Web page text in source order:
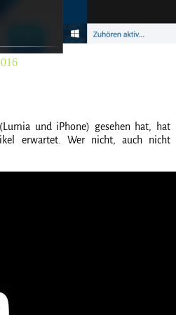
und iPhone) gesehen hat, hat
erwartet. Wer nicht, auch nicht